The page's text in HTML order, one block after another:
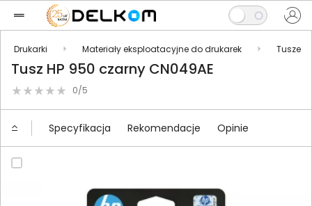
Drukarki Materiały eksploatacyjne do drukarek Tusze
Tusz HP 950 czarny CN049AE
0/5
Specyfikacja Rekomendacje Opinie